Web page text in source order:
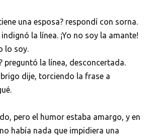
una esposa? respondí con sorna.
indignó la línea. ¡Yo no soy la amante!
lo soy.
preguntó la línea, desconcertada.
dije, torciendo la frase a
pero el humor estaba amargo, y en
había nada que impidiera una